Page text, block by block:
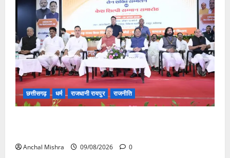
छत्तीसगढ़ धर्म राजधानी रायपुर राजनीति
Anchal Mishra 09/08/2026 0